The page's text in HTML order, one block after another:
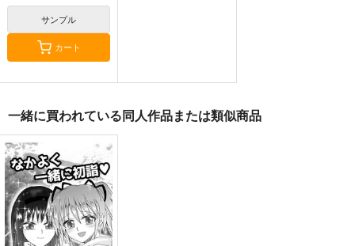
サンプル
カート
一緒に買われている同人作品または類似商品